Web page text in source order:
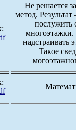
Не решается
метод.
послужить
надстраивать
Такое